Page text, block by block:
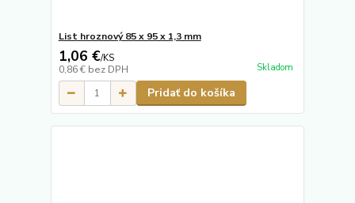
List hroznový 85 x 95 x 1,3 mm
1,06 €/KS
0,86 € bez DPH Skladom
Pridať do košíka